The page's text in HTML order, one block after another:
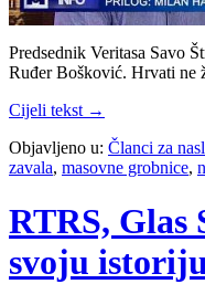
Predsednik Veritasa Savo
Ruđer Bošković. Hrvati ne
Cijeli tekst →
Objavljeno u: Članci za
zavala, masovne grobnice,
RTRS, Glas
svoju